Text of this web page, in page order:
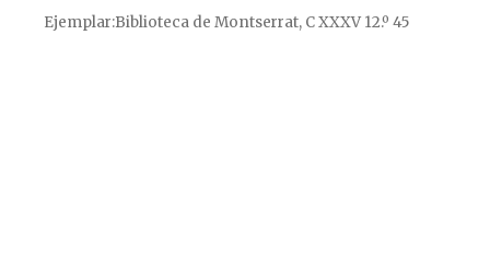
Ejemplar Biblioteca de Montserrat, C XXXV 12.º 45